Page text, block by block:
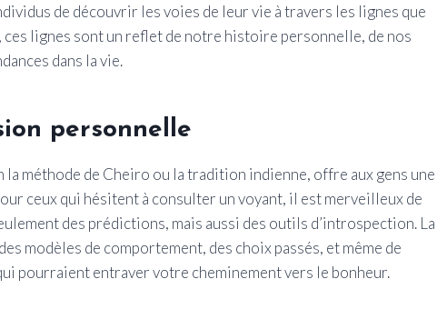
de découvrir les voies de leur vie à travers les lignes que
ces lignes sont un reflet de notre histoire personnelle, de nos
dans la vie.
personnelle
la méthode de Cheiro ou la tradition indienne, offre aux gens une
ceux qui hésitent à consulter un voyant, il est merveilleux de
des prédictions, mais aussi des outils d’introspection. La
modèles de comportement, des choix passés, et même de
pourraient entraver votre cheminement vers le bonheur.